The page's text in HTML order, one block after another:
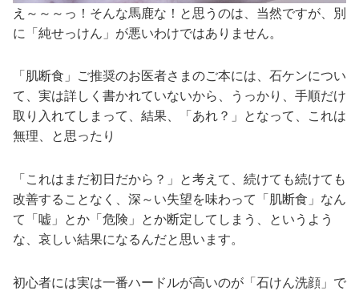
え～～～っ！そんな馬鹿な！と思うのは、当然ですが、別
に「純せっけん」が悪いわけではありません。
「肌断食」ご推奨のお医者さまのご本には、石ケンについ
て、実は詳しく書かれていないから、うっかり、手順だけ
取り入れてしまって、結果、「あれ？」となって、これは
無理、と思ったり
「これはまだ初日だから？」と考えて、続けても続けても
改善することなく、深～い失望を味わって「肌断食」なん
て「嘘」とか「危険」とか断定してしまう、というよう
な、哀しい結果になるんだと思います。
初心者には実は一番ハードルが高いのが「石けん洗顔」で